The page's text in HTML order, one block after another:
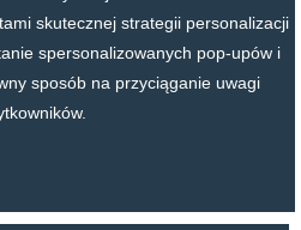
skutecznej strategii personalizacji
spersonalizowanych pop-upów i
sposób na przyciąganie uwagi